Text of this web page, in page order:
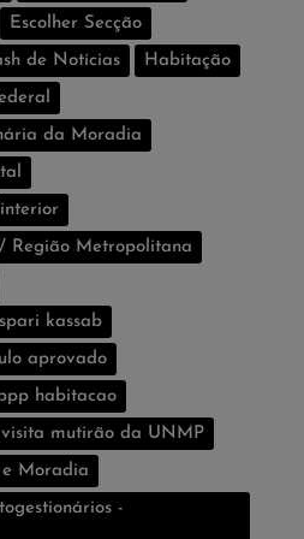
Escolher Secção
de Notí­cias Habitação
da Moradia
Região Metropolitana
kassab
aprovado
habitacao
visita mutirão da UNMP
e Moradia
-